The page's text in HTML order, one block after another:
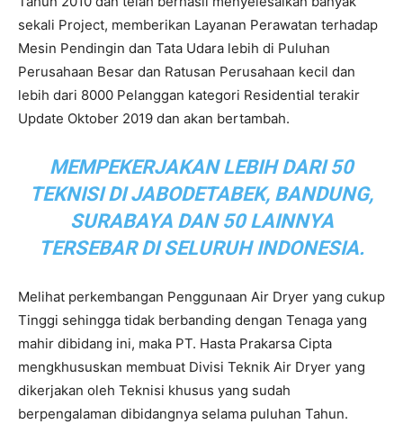
sekali Project, memberikan Layanan Perawatan terhadap
Mesin Pendingin dan Tata Udara lebih di Puluhan
Perusahaan Besar dan Ratusan Perusahaan kecil dan
lebih dari 8000 Pelanggan kategori Residential terakir
Update Oktober 2019 dan akan bertambah.
MEMPEKERJAKAN LEBIH DARI 50
TEKNISI DI JABODETABEK, BANDUNG,
SURABAYA DAN 50 LAINNYA
TERSEBAR DI SELURUH INDONESIA.
Melihat perkembangan Penggunaan Air Dryer yang cukup
Tinggi sehingga tidak berbanding dengan Tenaga yang
mahir dibidang ini, maka PT. Hasta Prakarsa Cipta
mengkhususkan membuat Divisi Teknik Air Dryer yang
dikerjakan oleh Teknisi khusus yang sudah
berpengalaman dibidangnya selama puluhan Tahun.